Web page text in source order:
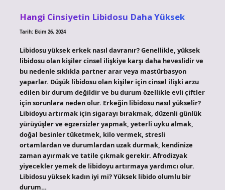
Hangi Cinsiyetin Libidosu Daha Yüksek
Tarih: Ekim 26, 2024
Libidosu yüksek erkek nasıl davranır? Genellikle, yüksek
libidosu olan kişiler cinsel ilişkiye karşı daha heveslidir ve
bu nedenle sıklıkla partner arar veya mastürbasyon
yaparlar. Düşük libidosu olan kişiler için cinsel ilişki arzu
edilen bir durum değildir ve bu durum özellikle evli çiftler
için sorunlara neden olur. Erkeğin libidosu nasıl yükselir?
Libidoyu artırmak için sigarayı bırakmak, düzenli günlük
yürüyüşler ve egzersizler yapmak, yeterli uyku almak,
doğal besinler tüketmek, kilo vermek, stresli
ortamlardan ve durumlardan uzak durmak, kendinize
zaman ayırmak ve tatile çıkmak gerekir. Afrodizyak
yiyecekler yemek de libidoyu artırmaya yardımcı olur.
Libidosu yüksek kadın iyi mi? Yüksek libido olumlu bir
durum…